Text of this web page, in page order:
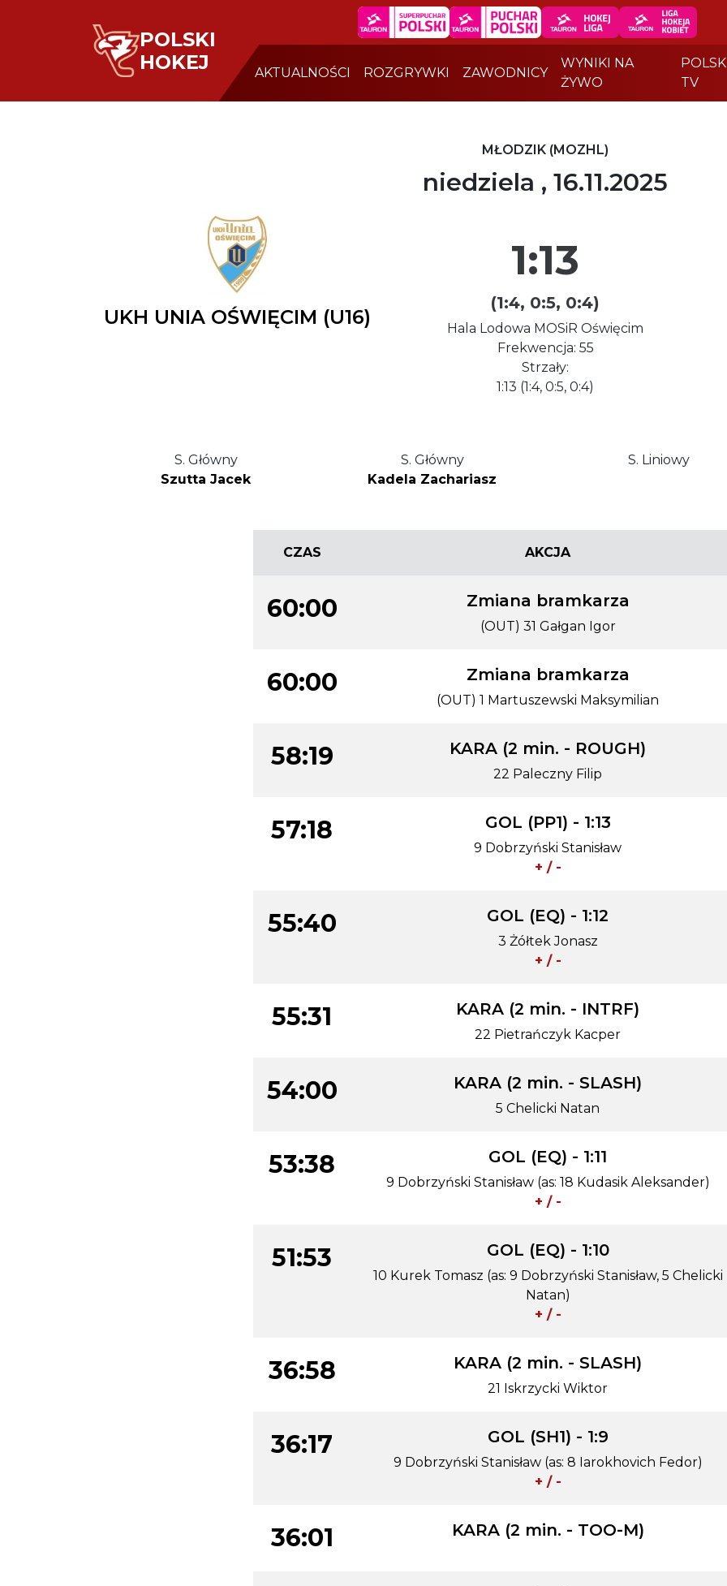
POLSKI
HOKEJ
AKTUALNOŚCI ROZGRYWKI ZAWODNICY
WYNIKI NA
ŻYWO
TV
MŁODZIK (MOZHL)
niedziela , 16.11.2025
UKH UNIA OŚWIĘCIM (U16)
1:13
(1:4, 0:5, 0:4)
Hala Lodowa MOSiR Oświęcim
Frekwencja: 55
Strzały:
1:13 (1:4, 0:5, 0:4)
S. Główny
Szutta Jacek
S. Główny
Kadela Zachariasz
S. Liniowy
CZAS AKCJA
60:00 Zmiana bramkarza
(OUT) 31 Gałgan Igor
60:00 Zmiana bramkarza
(OUT) 1 Martuszewski Maksymilian
58:19 KARA (2 min. - ROUGH)
22 Paleczny Filip
57:18 GOL (PP1) - 1:13
9 Dobrzyński Stanisław
+ / -
55:40 GOL (EQ) - 1:12
3 Żółtek Jonasz
+ / -
55:31 KARA (2 min. - INTRF)
22 Pietrańczyk Kacper
54:00 KARA (2 min. - SLASH)
5 Chelicki Natan
53:38 GOL (EQ) - 1:11
9 Dobrzyński Stanisław (as: 18 Kudasik Aleksander)
+ / -
51:53 GOL (EQ) - 1:10
10 Kurek Tomasz (as: 9 Dobrzyński Stanisław, 5 Chelicki
Natan)
+ / -
36:58 KARA (2 min. - SLASH)
21 Iskrzycki Wiktor
36:17 GOL (SH1) - 1:9
9 Dobrzyński Stanisław (as: 8 Iarokhovich Fedor)
+ / -
36:01 KARA (2 min. - TOO-M)